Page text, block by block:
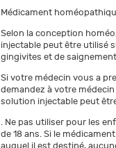
Médicament
Selon la conception
injectable peut être utilisé
gingivites et de
Si votre médecin vous a
demandez à votre
solution injectable peut
. Ne pas utiliser pour les
de 18 ans. Si le
auquel il est destiné,